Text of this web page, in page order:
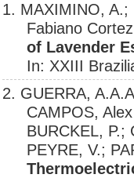
1. MAXIMINO, A.;
Fabiano
of Lavender
In: XXIII
2. GUERRA,
CAMPOS,
BURCKEL, P.;
PEYRE, V.;